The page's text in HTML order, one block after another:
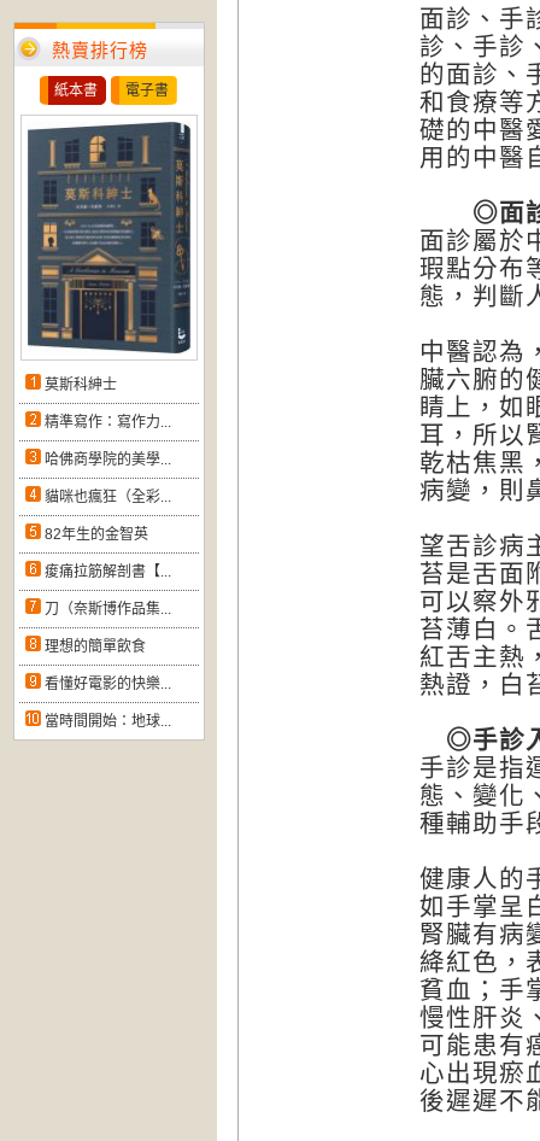
熱賣排行榜
紙本書 電子書
莫斯科紳士
精準寫作：寫作力...
哈佛商學院的美學...
貓咪也瘋狂（全彩...
82年生的金智英
痠痛拉筋解剖書【...
刀（奈斯博作品集...
理想的簡單飲食
看懂好電影的快樂...
當時間開始：地球...
面診、手
診、手診
的面診、
和食療等
礎的中醫
用的中醫
◎面診
面診屬於
瑕點分布
態，判斷
中醫認為
臟六腑的
睛上，如
耳，所以
乾枯焦黑
病變，則
望舌診病
苔是舌面
可以察外
苔薄白。
紅舌主熱
熱證，白
◎手診
手診是指
態、變化
種輔助手
健康人的
如手掌呈
腎臟有病
絳紅色，
貧血；手
慢性肝炎
可能患有
心出現瘀
後遲遲不